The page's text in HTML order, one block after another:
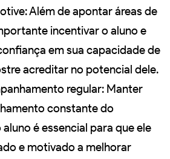
Além de apontar áreas de
incentivar o aluno e
em sua capacidade de
acreditar no potencial dele.
regular: Manter
constante do
é essencial para que ele
e motivado a melhorar